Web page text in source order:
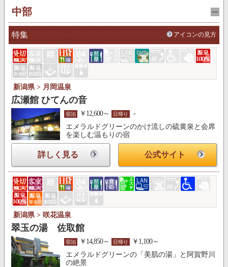
中部
特集 アイコンの見方
新潟県 > 月岡温泉
広瀬館 ひてんの音
宿泊 ￥12,600～ 日帰り
-
エメラルドグリーンのかけ流しの硫黄泉と会席
を楽しむ温もりの宿
詳しく見る 公式サイト
新潟県 > 咲花温泉
翠玉の湯 佐取館
宿泊 ￥14,850～ 日帰り
￥1,100～
エメラルドグリーンの「美肌の湯」と阿賀野川
の絶景